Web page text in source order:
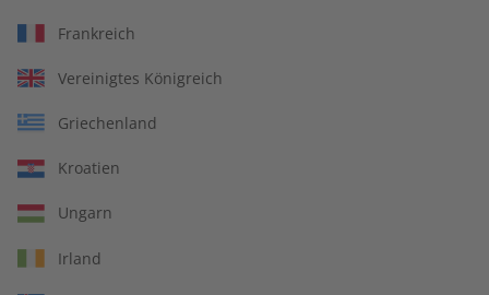
9,99 €
Frankreich
Vereinigtes Königreich
Griechenland
Kroatien
Ungarn
Irland